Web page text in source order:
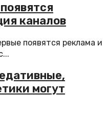
каналов
появятся реклама и
могут